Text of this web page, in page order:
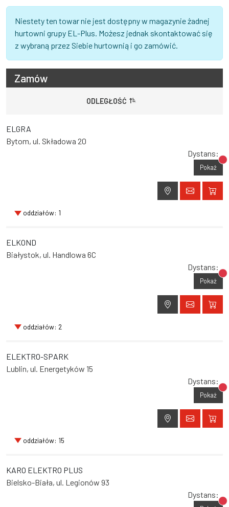
Niestety ten towar nie jest dostępny w magazynie żadnej
hurtowni grupy EL-Plus. Możesz jednak skontaktować się
z wybraną przez Siebie hurtownią i go zamówić.
Zamów
ODLEGŁOŚĆ
ELGRA
Bytom, ul. Składowa 20
Dystans:
Pokaż
oddziałów: 1
ELKOND
Białystok, ul. Handlowa 6C
Dystans:
Pokaż
oddziałów: 2
ELEKTRO-SPARK
Lublin, ul. Energetyków 15
Dystans:
Pokaż
oddziałów: 15
KARO ELEKTRO PLUS
Bielsko-Biała, ul. Legionów 93
Dystans: